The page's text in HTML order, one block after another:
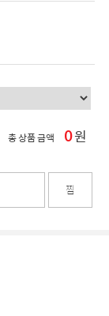
총 상품 금액 0원
찜